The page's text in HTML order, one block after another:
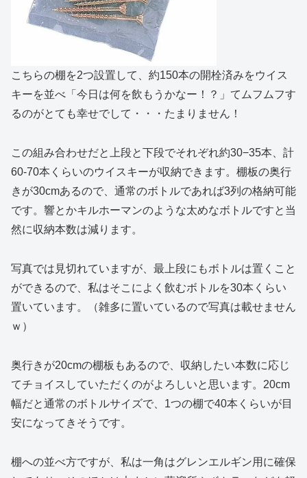
こちらの棚を2つ設置して、約150本の開栓済みをウイス
キーを並べ「今日は何を飲もうかなー！？」てムフムフす
るのがとても幸せでして・・・たまりません！
この組み合わせだと上段と下段でそれぞれ約30−35本、計
60-70本くらいのウイスキーが収納できます。棚板の奥行
きが30cmあるので、通常のボトルであれば3列の格納可能
です。響とかキルホーマンのような太めなボトルですと当
然に収納本数は減ります。
写真では見切れていますが、最上段にもボトルは置くこと
ができるので、私はそこによく飲むボトルを30本くらい
置いています。（雑多に置いているので写真は載せません
ｗ）
奥行きが20cmの棚板もあるので、収納したい本数に応じ
てチョイスしていただくのがよろしいと思います。20cm
幅だと通常のボトルサイズで、1つの棚で40本くらいが目
安になってきそうです。
棚への並べ方ですが、私は一角はグレンエルギン用に確保